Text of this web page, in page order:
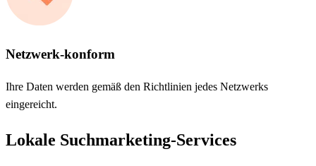
Netzwerk-konform
Ihre Daten werden gemäß den Richtlinien jedes Netzwerks
eingereicht.
Lokale Suchmarketing-Services